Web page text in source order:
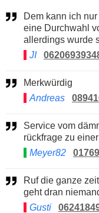
Dem kann ich nur Zustimmen. Hatte angeblich bereits
eine Durchwahl
allerdings wurde
JI
Merkwürdig
Andreas
Service vom dämmstoffmarkt dortmund wegen einer
rückfrage zu
Meyer82
Ruf die ganze zeit an habe heute einen termin keiner
geht dran
Gusti